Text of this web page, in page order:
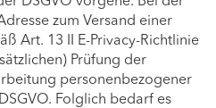
zum Versand einer
Art. 13 II E-Privacy-Richtlinie
Prüfung der
personenbezogener
Folglich bedarf es